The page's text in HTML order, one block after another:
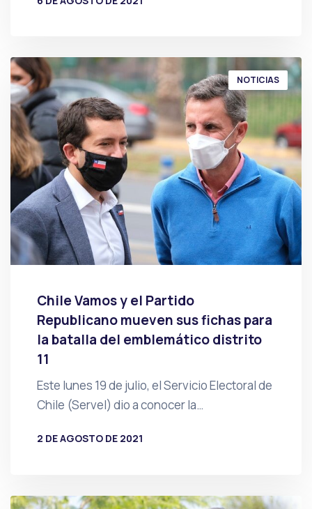
NOTICIAS
Chile Vamos y el Partido
Republicano mueven sus fichas para
la batalla del emblemático distrito
11
Este lunes 19 de julio, el Servicio Electoral de
Chile (Servel) dio a conocer la…
2 DE AGOSTO DE 2021